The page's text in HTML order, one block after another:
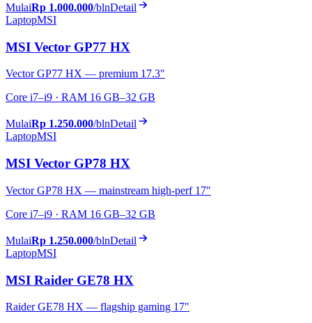
MulaiRp 1.000.000/blnDetail
LaptopMSI
MSI Vector GP77 HX
Vector GP77 HX — premium 17.3"
Core i7–i9 · RAM 16 GB–32 GB
MulaiRp 1.250.000/blnDetail
LaptopMSI
MSI Vector GP78 HX
Vector GP78 HX — mainstream high-perf 17"
Core i7–i9 · RAM 16 GB–32 GB
MulaiRp 1.250.000/blnDetail
LaptopMSI
MSI Raider GE78 HX
Raider GE78 HX — flagship gaming 17"